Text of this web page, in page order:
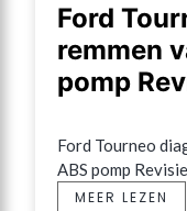
Ford
remmen
pomp
Ford Tourneo
ABS pomp Revisie
MEER LEZEN